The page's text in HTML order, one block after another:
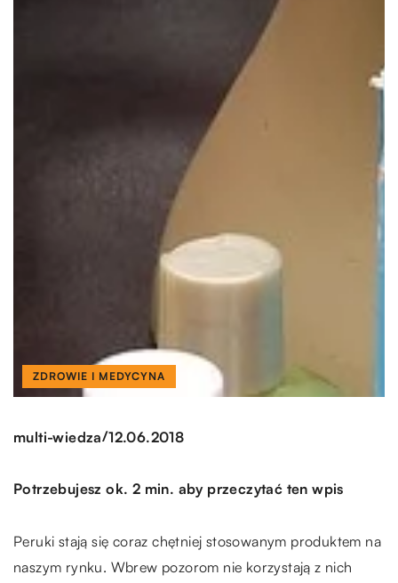
ZDROWIE I MEDYCYNA
multi-wiedza/12.06.2018
Potrzebujesz ok. 2 min. aby przeczytać ten wpis
Peruki stają się coraz chętniej stosowanym produktem na
naszym rynku. Wbrew pozorom nie korzystają z nich